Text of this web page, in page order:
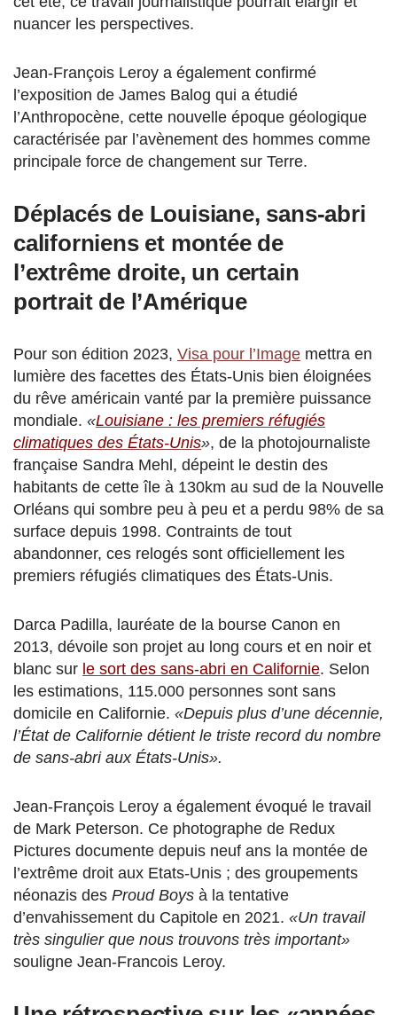
nuancer les perspectives.
Jean-François Leroy a également confirmé
l’exposition de James Balog qui a étudié
l’Anthropocène, cette nouvelle époque géologique
caractérisée par l’avènement des hommes comme
principale force de changement sur Terre.
Déplacés de Louisiane, sans-abri
californiens et montée de
l’extrême droite, un certain
portrait de l’Amérique
Pour son édition 2023, Visa pour l’Image mettra en
lumière des facettes des États-Unis bien éloignées
du rêve américain vanté par la première puissance
mondiale. «Louisiane : les premiers réfugiés
climatiques des États-Unis», de la photojournaliste
française Sandra Mehl, dépeint le destin des
habitants de cette île à 130km au sud de la Nouvelle
Orléans qui sombre peu à peu et a perdu 98% de sa
surface depuis 1998. Contraints de tout
abandonner, ces relogés sont officiellement les
premiers réfugiés climatiques des États-Unis.
Darca Padilla, lauréate de la bourse Canon en
2013, dévoile son projet au long cours et en noir et
blanc sur le sort des sans-abri en Californie. Selon
les estimations, 115.000 personnes sont sans
domicile en Californie. «Depuis plus d’une décennie,
l’État de Californie détient le triste record du nombre
de sans-abri aux États-Unis».
Jean-François Leroy a également évoqué le travail
de Mark Peterson. Ce photographe de Redux
Pictures documente depuis neuf ans la montée de
l’extrême droit aux Etats-Unis ; des groupements
néonazis des Proud Boys à la tentative
d’envahissement du Capitole en 2021. «Un travail
très singulier que nous trouvons très important»
souligne Jean-Francois Leroy.